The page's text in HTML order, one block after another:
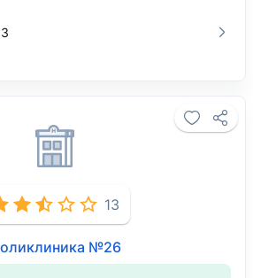
13
№26